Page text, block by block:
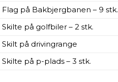
Flag på Bakbjergbanen – 9 stk.
Skilte på golfbiler – 2 stk.
Skilt på drivingrange
Skilte på p-plads – 3 stk.